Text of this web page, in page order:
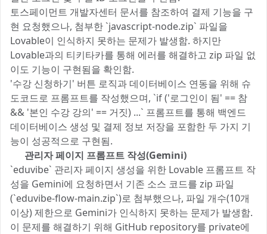
토스페이먼트 개발자센터 문서를 참조하여 결제 기능을 구
현 요청했으나, 첨부한 `javascript-node.zip` 파일을
Lovable이 인식하지 못하는 문제가 발생함. 하지만
Lovable과의 티키타카를 통해 에러를 해결하고 zip 파일 없
이도 기능이 구현됨을 확인함.
'수강 신청하기' 버튼 로직과 데이터베이스 연동을 위해 슈
도코드로 프롬프트를 작성했으며, `if ('로그인이 됨' == 참
&& '본인 수강 강의' == 거짓) ...` 프롬프트를 통해 백엔드
데이터베이스 생성 및 결제 정보 저장을 포함한 두 가지 기
능이 성공적으로 구현됨.
관리자 페이지 프롬프트 작성(Gemini)
`eduvibe` 관리자 페이지 생성을 위한 Lovable 프롬프트 작
성을 Gemini에 요청하면서 기존 소스 코드를 zip 파일
(`eduvibe-flow-main.zip`)로 첨부했으나, 파일 개수(10개
이상) 제한으로 Gemini가 인식하지 못하는 문제가 발생함.
이 문제를 해결하기 위해 GitHub repository를 private에